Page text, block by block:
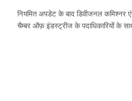
नियमित अपडेट के बाद डिवीजनल कमिश्नर
चैम्बर ऑफ़ इंडस्ट्रीज के पदाधिकारियों के